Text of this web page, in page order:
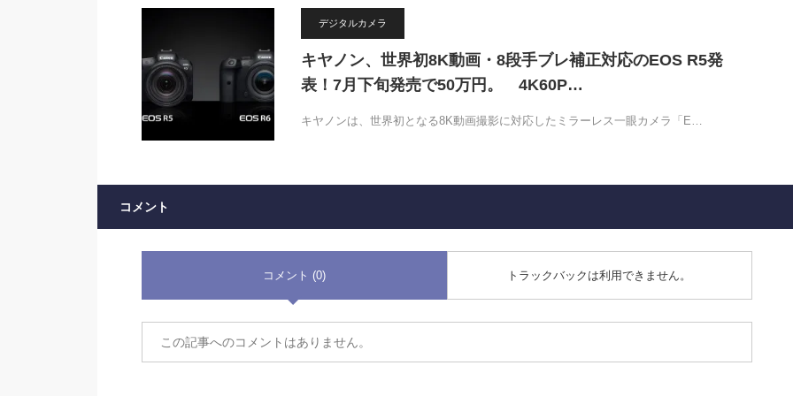
デジタルカメラ
キヤノン、世界初8K動画・8段手ブレ補正対応のEOS R5発
表！7月下旬発売で50万円。 4K60P…
キヤノンは、世界初となる8K動画撮影に対応したミラーレス一眼カメラ「E…
コメント
コメント (0) トラックバックは利用できません。
この記事へのコメントはありません。